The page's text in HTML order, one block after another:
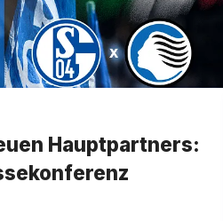
Hauptpartners: